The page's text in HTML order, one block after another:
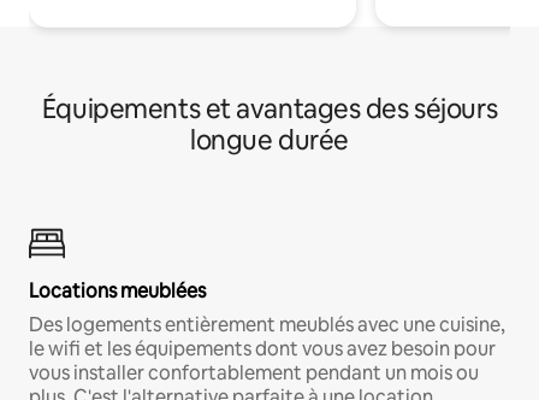
Équipements et avantages des séjours
longue durée
Locations meublées
Des logements entièrement meublés avec une cuisine,
le wifi et les équipements dont vous avez besoin pour
vous installer confortablement pendant un mois ou